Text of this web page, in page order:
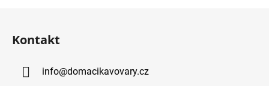
Kontakt
info@domacikavovary.cz